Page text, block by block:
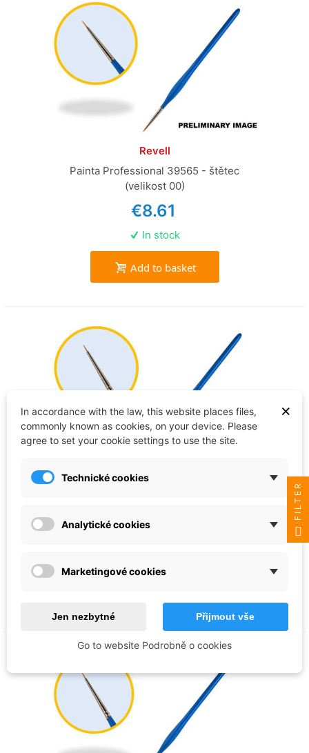
Revell
Painta Professional 39565 - štětec
(velikost 00)
€8.61
In stock
Add to basket
Revell
€8.61
×
In accordance with the law, this website places files,
commonly known as cookies, on your device. Please
agree to set your cookie settings to use the site.
Technické cookies
Analytické cookies
Marketingové cookies
Jen nezbytné Přijmout vše
Go to website Podrobně o cookies
FILTER